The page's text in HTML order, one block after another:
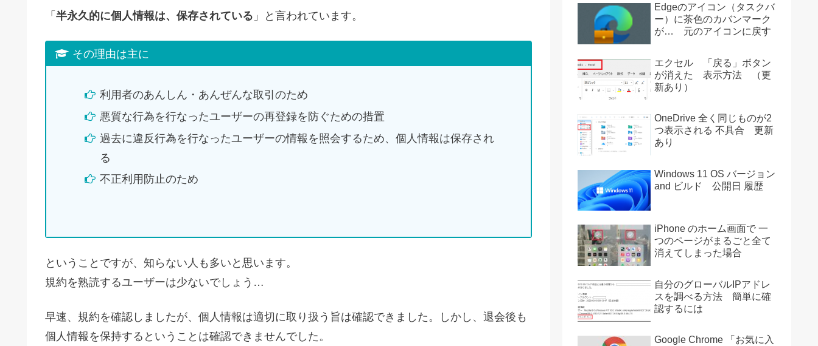
「 半永久的に個人情報は、保存されている 」と言われています。
その理由は主に
利用者のあんしん・あんぜんな取引のため
悪質な行為を行なったユーザーの再登録を防ぐための措置
過去に違反行為を行なったユーザーの情報を照会するため、個人情報は保存され
る
不正利用防止のため
ということですが、知らない人も多いと思います。
規約を熟読するユーザーは少ないでしょう…
早速、規約を確認しましたが、個人情報は適切に取り扱う旨は確認できました。しかし、退会後も
個人情報を保持するということは確認できませんでした。
Edgeのアイコン（タスクバ
ー）に茶色のカバンマーク
が… 元のアイコンに戻す
エクセル 「戻る」ボタン
が消えた 表示方法 （更
新あり）
OneDrive 全く同じものが2
つ表示される 不具合 更新
あり
Windows 11 OS バージョン
and ビルド 公開日 履歴
iPhone のホーム画面で 一
つのページがまるごと全て
消えてしまった場合
自分のグローバルIPアドレ
スを調べる方法 簡単に確
認するには
Google Chrome 「お気に入